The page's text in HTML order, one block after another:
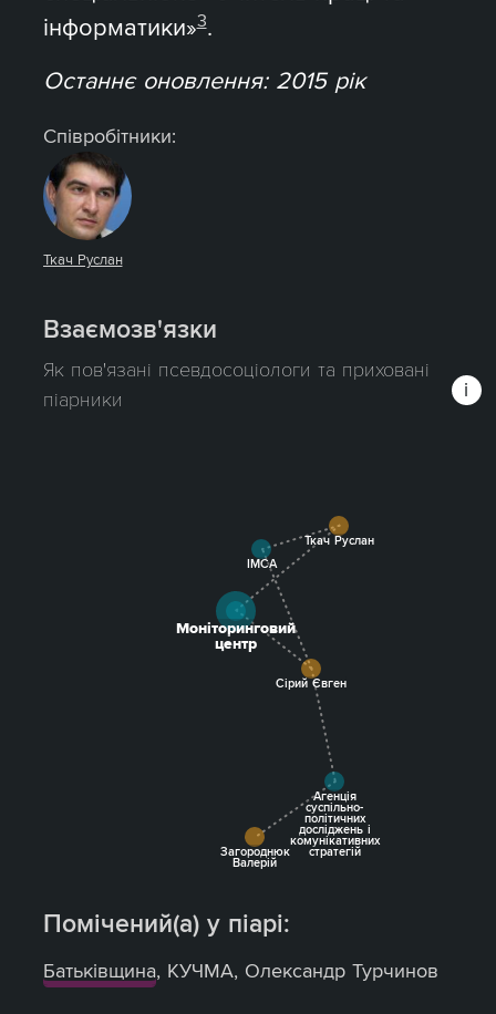
інформатики»3.
Останнє оновлення: 2015 рік
Співробітники:
Ткач Руслан
Взаємозв'язки
Як пов'язані псевдосоціологи та приховані
піарники
Моніторинговий
центр
Ткач Руслан
Сірий Євген
ІМСА
Агенція
суспільно-
політичних
досліджень і
комунікативних
стратегій
Загороднюк
Валерій
Помічений(а) у піарі:
Батьківщина, КУЧМА, Олександр Турчинов